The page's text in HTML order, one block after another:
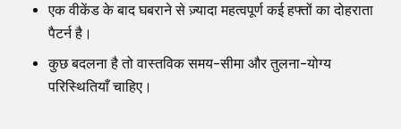
एक वीकेंड के बाद घबराने से ज़्यादा महत्वपूर्ण कई हफ्तों का दोहराता
पैटर्न है।
कुछ बदलना है तो वास्तविक समय-सीमा और तुलना-योग्य
परिस्थितियाँ चाहिए।